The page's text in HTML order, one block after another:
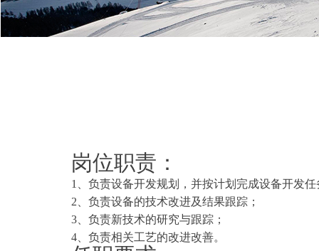
岗位职责：
1、负责设备开发规划，并按计划完成设备开发任
2、负责设备的技术改进及结果跟踪；
3、负责新技术的研究与跟踪；
4、负责相关工艺的改进改善。